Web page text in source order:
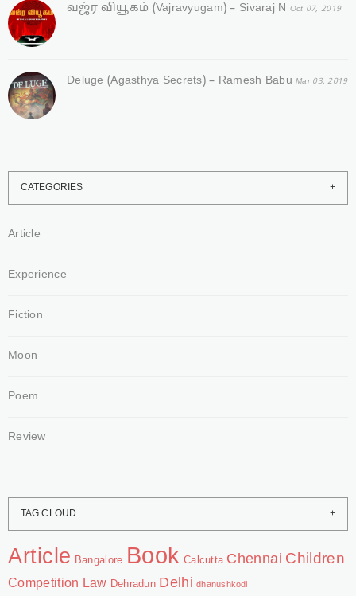
வஜ்ர‌ வியூகம் (Vajravyugam) – Sivaraj N Oct 07, 2019
Deluge (Agasthya Secrets) – Ramesh Babu Mar 03, 2019
CATEGORIES
Article
Experience
Fiction
Moon
Poem
Review
TAG CLOUD
Article Bangalore Book Calcutta Chennai Children
Competition Law Dehradun Delhi dhanushkodi